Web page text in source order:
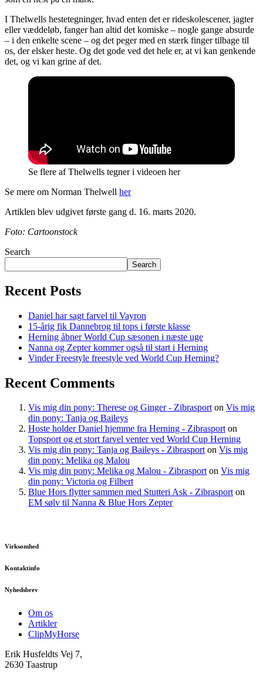
I Thelwells hestetegninger, hvad enten det er rideskolescener, jagter
eller væddeløb, fanger han altid det komiske – nogle gange absurde
– i den enkelte scene – og det peger med en stærk finger tilbage til
os, der elsker heste. Og det gode ved det hele er, at vi kan genkende
det, og vi kan grine af det.
Se flere af Thelwells tegner i videoen her
Se mere om Norman Thelwell her
Artiklen blev udgivet første gang d. 16. marts 2020.
Foto: Cartoonstock
Search
Search
Recent Posts
Daniel har sagt farvel til Vayron
15-årig fik Dannebrog til tops i første klasse
Herning åbner World Cup sæsonen i næste uge
Nanna og Zepter kommer også til start i Herning
Vinder Freestyle freestyle ved World Cup Herning?
Recent Comments
Vis mig din pony: Therese og Ginger - Zibrasporton Vis mig
din pony: Tanja og Baileys
Hoste holder Daniel hjemme fra Herning - Zibrasporton
Topsport og et stort farvel venter ved World Cup Herning
Vis mig din pony: Tanja og Baileys - Zibrasporton Vis mig
din pony: Melika og Malou
Vis mig din pony: Melika og Malou - Zibrasporton Vis mig
din pony: Victoria og Filbert
Blue Hors flytter sammen med Stutteri Ask - Zibrasporton
EM sølv til Nanna & Blue Hors Zepter
Virksomhed
Kontaktinfo
Nyhedsbrev
Om os
Artikler
ClipMyHorse
Erik Husfeldts Vej 7,
2630 Taastrup